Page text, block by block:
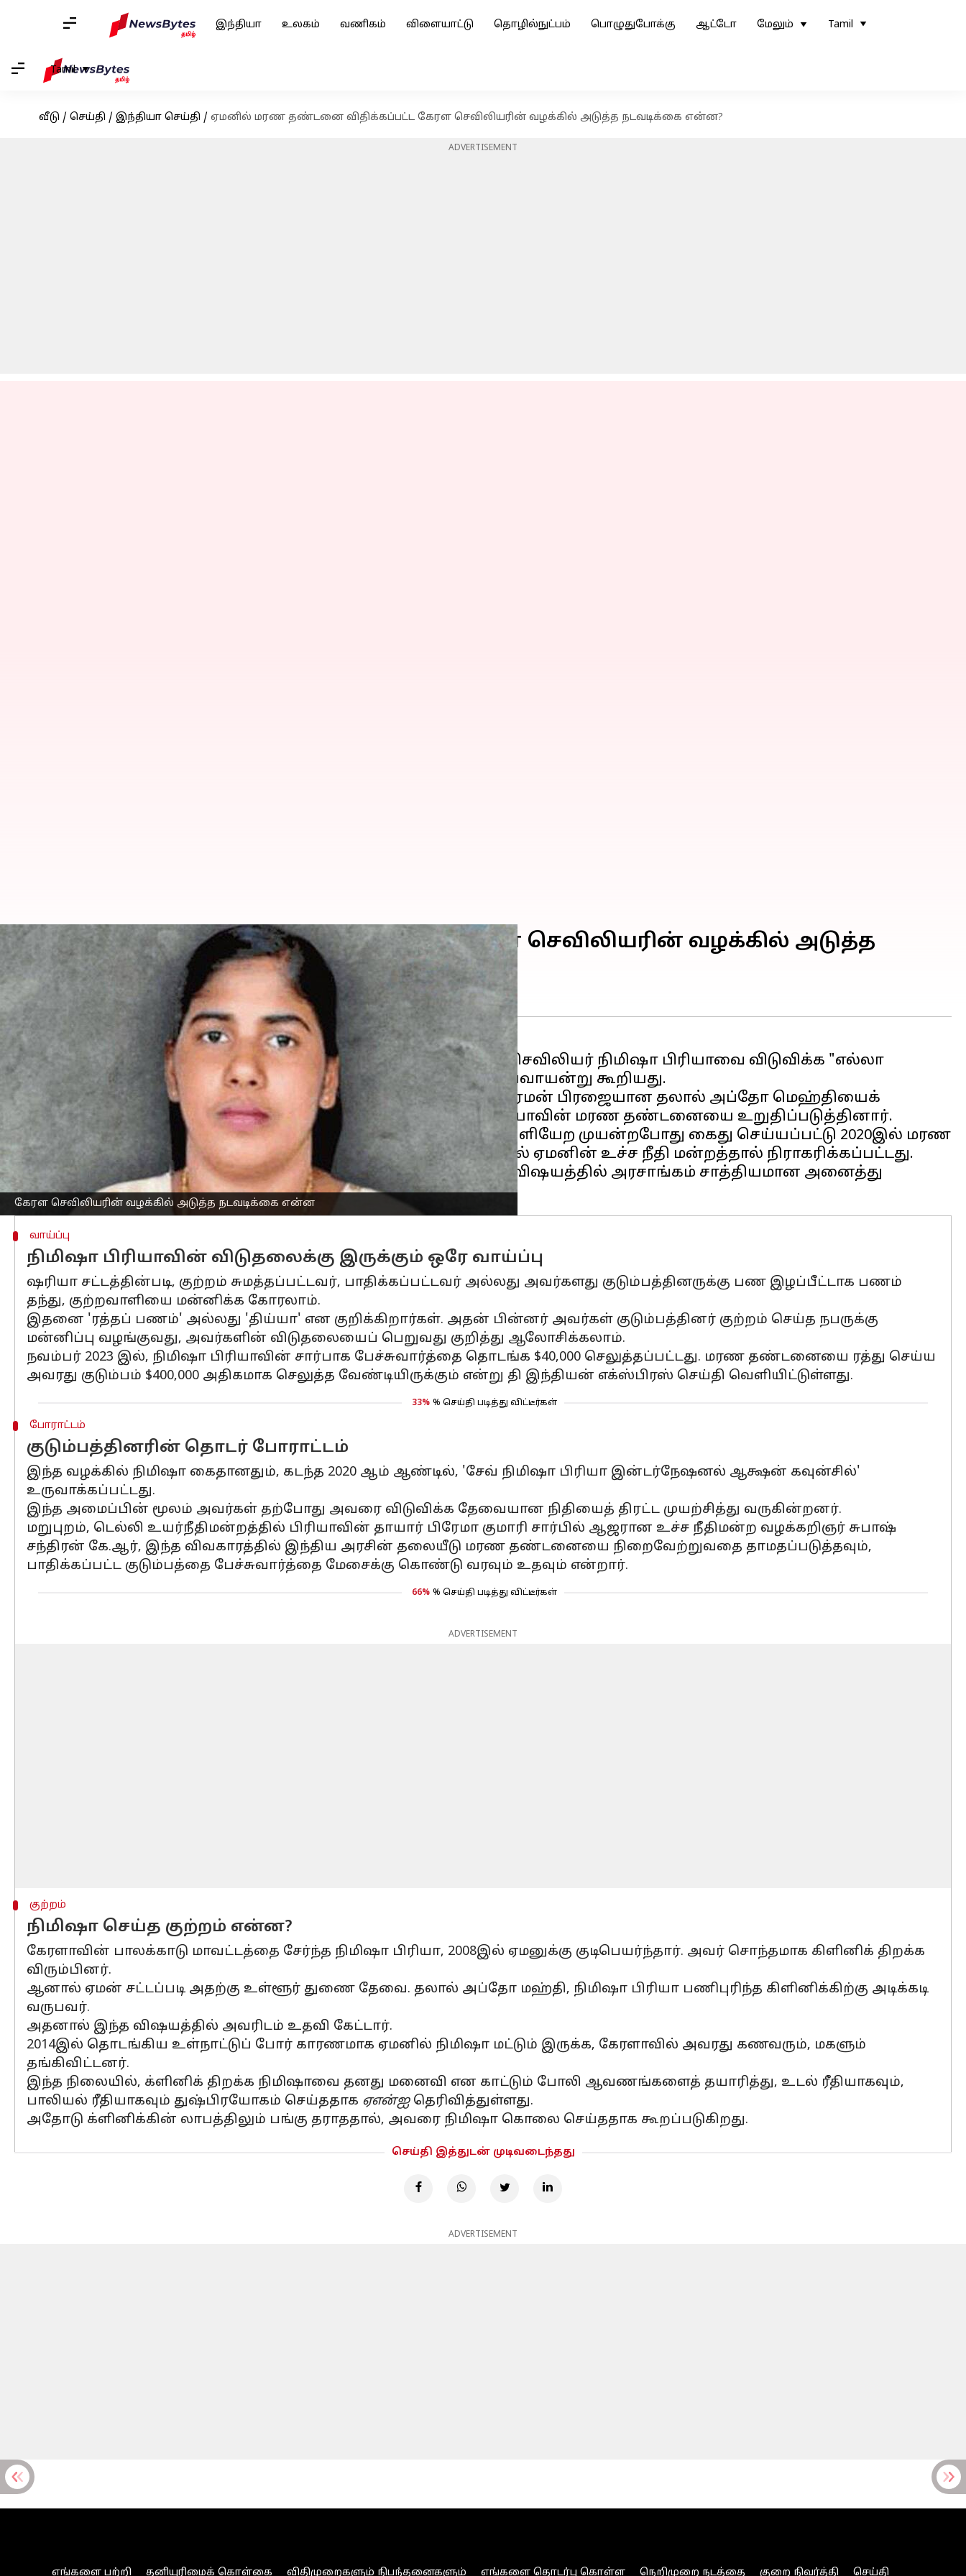
இந்தியா உலகம் வணிகம் விளையாட்டு தொழில்நுட்பம் பொழுதுபோக்கு ஆட்டோ மேலும் Tamil
Tamil
வீடு / செய்தி / இந்தியா செய்தி / ஏமனில் மரண தண்டனை விதிக்கப்பட்ட கேரள செவிலியரின் வழக்கில் அடுத்த நடவடிக்கை என்ன?
ADVERTISEMENT
கேரள செவிலியரின் வழக்கில் அடுத்த நடவடிக்கை என்ன
ஏமனில் மரண தண்டனை விதிக்கப்பட்ட கேரள செவிலியரின் வழக்கில் அடுத்த
நடவடிக்கை என்ன?
எழுதியவர் Venkatalakshmi V Jan 01, 2025
செய்தி முன்னோட்டம்
ஏமனில் மரண தண்டனை விதிக்கப்பட்டுள்ள கேரளாவைச் சேர்ந்த செவிலியர் நிமிஷா பிரியாவை விடுவிக்க "எல்லா
உதவிகளையும்" வழங்குவதாக வெளியுறவு அமைச்சகம் (MEA) செவ்வாயன்று கூறியது.
திங்களன்று, ஏமன் ஜனாதிபதி ரஷாத் அல்-அலிமி, கடந்த 2017இல் ஏமன் பிரஜையான தலால் அப்தோ மெஹ்தியைக்
கொன்றதாகக் கூறப்பட்ட வழக்கில் குற்றம் சாட்டப்பட்ட நிமிஷா ப்ரியாவின் மரண தண்டனையை உறுதிப்படுத்தினார்.
இந்த கொலைக்கு பின்னர் நிமிஷா பிரியா ஏமன் நாட்டை விட்டு வெளியேற முயன்றபோது கைது செய்யப்பட்டு 2020இல் மரண
தண்டனை விதிக்கப்பட்டார். அவரது மேல்முறையீடு நவம்பர் 2023 இல் ஏமனின் உச்ச நீதி மன்றத்தால் நிராகரிக்கப்பட்டது.
MEA செய்தித்தொடர்பாளர் ரந்தீர் ஜெய்ஸ்வால் கூறுகையில், இந்த விஷயத்தில் அரசாங்கம் சாத்தியமான அனைத்து
வாய்ப்பு
நிமிஷா பிரியாவின் விடுதலைக்கு இருக்கும் ஒரே வாய்ப்பு
ஷரியா சட்டத்தின்படி, குற்றம் சுமத்தப்பட்டவர், பாதிக்கப்பட்டவர் அல்லது அவர்களது குடும்பத்தினருக்கு பண இழப்பீட்டாக பணம்
தந்து, குற்றவாளியை மன்னிக்க கோரலாம்.
இதனை 'ரத்தப் பணம்' அல்லது 'திய்யா' என குறிக்கிறார்கள். அதன் பின்னர் அவர்கள் குடும்பத்தினர் குற்றம் செய்த நபருக்கு
மன்னிப்பு வழங்குவது, அவர்களின் விடுதலையைப் பெறுவது குறித்து ஆலோசிக்கலாம்.
நவம்பர் 2023 இல், நிமிஷா பிரியாவின் சார்பாக பேச்சுவார்த்தை தொடங்க $40,000 செலுத்தப்பட்டது. மரண தண்டனையை ரத்து செய்ய
அவரது குடும்பம் $400,000 அதிகமாக செலுத்த வேண்டியிருக்கும் என்று தி இந்தியன் எக்ஸ்பிரஸ் செய்தி வெளியிட்டுள்ளது.
33% % செய்தி படித்து விட்டீர்கள்
போராட்டம்
குடும்பத்தினரின் தொடர் போராட்டம்
இந்த வழக்கில் நிமிஷா கைதானதும், கடந்த 2020 ஆம் ஆண்டில், 'சேவ் நிமிஷா பிரியா இன்டர்நேஷனல் ஆக்ஷன் கவுன்சில்'
உருவாக்கப்பட்டது.
இந்த அமைப்பின் மூலம் அவர்கள் தற்போது அவரை விடுவிக்க தேவையான நிதியைத் திரட்ட முயற்சித்து வருகின்றனர்.
மறுபுறம், டெல்லி உயர்நீதிமன்றத்தில் பிரியாவின் தாயார் பிரேமா குமாரி சார்பில் ஆஜரான உச்ச நீதிமன்ற வழக்கறிஞர் சுபாஷ்
சந்திரன் கே.ஆர், இந்த விவகாரத்தில் இந்திய அரசின் தலையீடு மரண தண்டனையை நிறைவேற்றுவதை தாமதப்படுத்தவும்,
பாதிக்கப்பட்ட குடும்பத்தை பேச்சுவார்த்தை மேசைக்கு கொண்டு வரவும் உதவும் என்றார்.
66% % செய்தி படித்து விட்டீர்கள்
ADVERTISEMENT
குற்றம்
நிமிஷா செய்த குற்றம் என்ன?
கேரளாவின் பாலக்காடு மாவட்டத்தை சேர்ந்த நிமிஷா பிரியா, 2008இல் ஏமனுக்கு குடிபெயர்ந்தார். அவர் சொந்தமாக கிளினிக் திறக்க
விரும்பினர்.
ஆனால் ஏமன் சட்டப்படி அதற்கு உள்ளூர் துணை தேவை. தலால் அப்தோ மஹ்தி, நிமிஷா பிரியா பணிபுரிந்த கிளினிக்கிற்கு அடிக்கடி
வருபவர்.
அதனால் இந்த விஷயத்தில் அவரிடம் உதவி கேட்டார்.
2014இல் தொடங்கிய உள்நாட்டுப் போர் காரணமாக ஏமனில் நிமிஷா மட்டும் இருக்க, கேரளாவில் அவரது கணவரும், மகளும்
தங்கிவிட்டனர்.
இந்த நிலையில், க்ளினிக் திறக்க நிமிஷாவை தனது மனைவி என காட்டும் போலி ஆவணங்களைத் தயாரித்து, உடல் ரீதியாகவும்,
பாலியல் ரீதியாகவும் துஷ்பிரயோகம் செய்ததாக ஏஎன்ஐதெரிவித்துள்ளது.
அதோடு க்ளினிக்கின் லாபத்திலும் பங்கு தராததால், அவரை நிமிஷா கொலை செய்ததாக கூறப்படுகிறது.
செய்தி இத்துடன் முடிவடைந்தது
ADVERTISEMENT
எங்களை பற்றி தனியுரிமைக் கொள்கை விதிமுறைகளும் நிபந்தனைகளும் எங்களை தொடர்பு கொள்ள நெறிமுறை நடத்தை குறை நிவர்த்தி செய்தி